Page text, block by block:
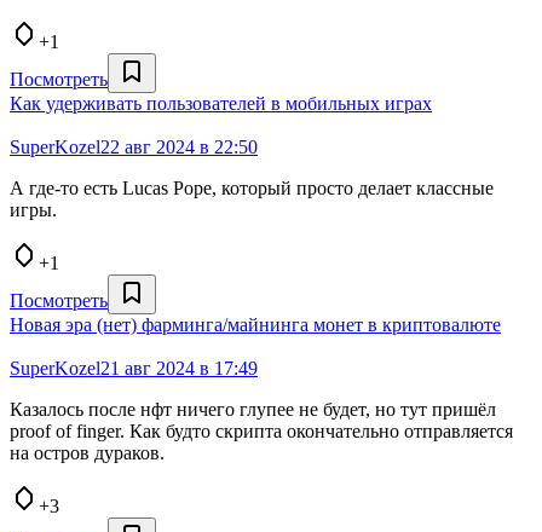
+1
Посмотреть
Как удерживать пользователей в мобильных играх
SuperKozel22 авг 2024 в 22:50
А где-то есть Lucas Pope, который просто делает классные
игры.
+1
Посмотреть
Новая эра (нет) фарминга/майнинга монет в криптовалюте
SuperKozel21 авг 2024 в 17:49
Казалось после нфт ничего глупее не будет, но тут пришёл
proof of finger. Как будто скрипта окончательно отправляется
на остров дураков.
+3